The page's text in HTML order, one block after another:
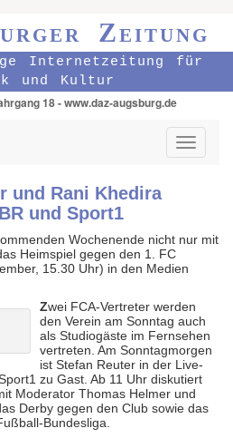
Zeitung
Internetzeitung für
und Kultur
18 - www.daz-augsburg.de
Toggle
und Rani Khedira
und Sport1
Wochenende nicht nur mit
Heimspiel gegen den 1. FC
15.30 Uhr) in den Medien
Zwei FCA-Vertreter werden
den Verein am Sonntag auch
als Studiogäste im Fernsehen
vertreten. Am Sonntagmorgen
ist Stefan Reuter in der Live-
zu Gast. Ab 11 Uhr diskutiert
Moderator Thomas Helmer und
Derby gegen den Club sowie das
Bundesliga.